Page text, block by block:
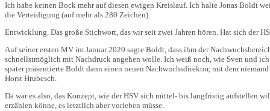
Ich habe keinen Bock mehr auf diesen ewigen Kreislauf. Ich halte Jonas Boldt
die Verteidigung (auf mehr als 280 Zeichen).
Entwicklung. Das große Stichwort, das wir seit zwei Jahren hören. Hat sich der
Auf seiner ersten MV im Januar 2020 sagte Boldt, dass ihm der
schnellstmöglich mit Nachdruck angehen wolle. Ich weiß noch, wie Sven und
später präsentierte Boldt dann einen neuen Nachwuchsdirektor, mit dem
Horst Hrubesch.
Da war es also, das Konzept, wie der HSV sich mittel- bis langfristig aufstellen
erzählen könne, es letztlich aber vorleben müsse.